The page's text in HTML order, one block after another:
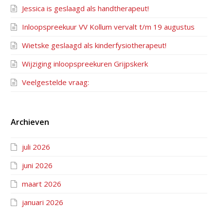
Jessica is geslaagd als handtherapeut!
Inloopspreekuur VV Kollum vervalt t/m 19 augustus
Wietske geslaagd als kinderfysiotherapeut!
Wijziging inloopspreekuren Grijpskerk
Veelgestelde vraag:
Archieven
juli 2026
juni 2026
maart 2026
januari 2026